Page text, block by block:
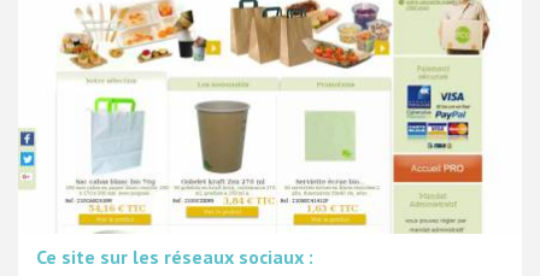
Ce site sur les réseaux sociaux :